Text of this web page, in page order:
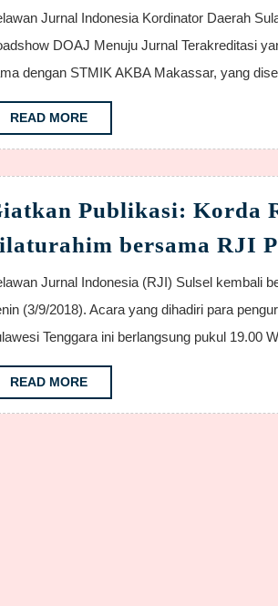
DOAJ Menuju Jurnal Terakreditasi
dengan STMIK AKBA Makassar, yang
READ MOREREAD
MORE
Publikasi: Korda
bersama RJI
(3/9/2018). Acara yang dihadiri para
Tenggara ini berlangsung pukul 19.00
READ MOREREAD
MORE